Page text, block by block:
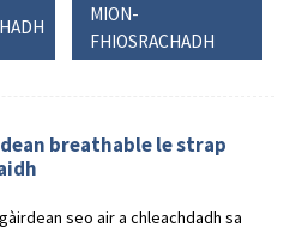
MION-
FHIOSRACHADH
breathable le strap
seo air a chleachdadh sa